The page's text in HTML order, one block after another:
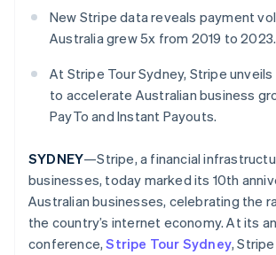
Stripe Sessions 2026
Veja como a Stripe está construindo
Assista agora
Ecossistema
Parceiros
Stripe App Marketplace
New Stripe data reveals payment
Australia grew 5x from 2019 to 2023.
At Stripe Tour Sydney, Stripe
to accelerate Australian business
PayTo and Instant Payouts.
SYDNEY—Stripe, a financial
businesses, today marked its 10th
Australian businesses, celebrating the
the country’s internet economy. At its
conference,Stripe Tour Sydney,